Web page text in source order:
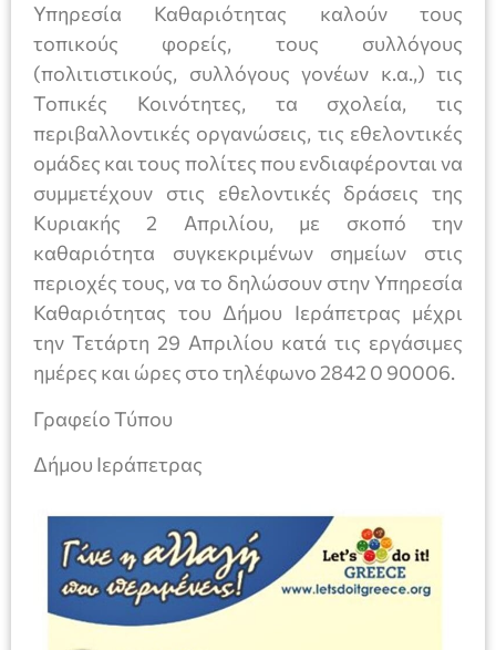
Υπηρεσία Καθαριότητας καλούν τους
τοπικούς φορείς, τους συλλόγους
(πολιτιστικούς, συλλόγους γονέων κ.α.,) τις
Τοπικές Κοινότητες, τα σχολεία, τις
περιβαλλοντικές οργανώσεις, τις εθελοντικές
ομάδες και τους πολίτες που ενδιαφέρονται να
συμμετέχουν στις εθελοντικές δράσεις της
Κυριακής 2 Απριλίου, με σκοπό την
καθαριότητα συγκεκριμένων σημείων στις
περιοχές τους, να το δηλώσουν στην Υπηρεσία
Καθαριότητας του Δήμου Ιεράπετρας μέχρι
την Τετάρτη 29 Απριλίου κατά τις εργάσιμες
ημέρες και ώρες στο τηλέφωνο 2842 0 90006.
Γραφείο Τύπου
Δήμου Ιεράπετρας